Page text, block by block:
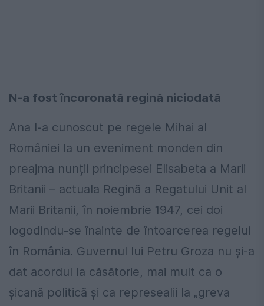
N-a fost încoronată regină niciodată
Ana l-a cunoscut pe regele Mihai al
României la un eveniment monden din
preajma nunții principesei Elisabeta a Marii
Britanii – actuala Regină a Regatului Unit al
Marii Britanii, în noiembrie 1947, cei doi
logodindu-se înainte de întoarcerea regelui
în România. Guvernul lui Petru Groza nu și-a
dat acordul la căsătorie, mai mult ca o
șicană politică și ca represealii la „greva